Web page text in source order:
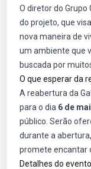
O diretor do Grupo
do projeto, que
nova maneira de
um ambiente que
buscada por
O que esperar da
A reabertura da
para o dia 6 de
público. Serão
durante a
promete encantar
Detalhes do